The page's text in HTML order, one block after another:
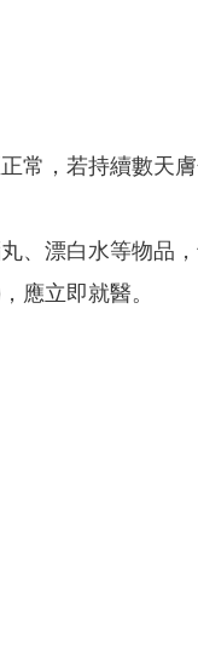
常，若持續數天
、漂白水等物品
應立即就醫。